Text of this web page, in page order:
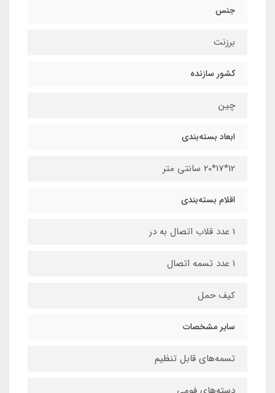
جنس
برزنت
کشور سازنده
چین
ابعاد بسته‌بندی
12*17*20 سانتی متر
اقلام بسته‌بندی
1 عدد قلاب اتصال به در
1 عدد تسمه اتصال
کیف حمل
سایر مشخصات
تسمه‌های قابل تنظیم